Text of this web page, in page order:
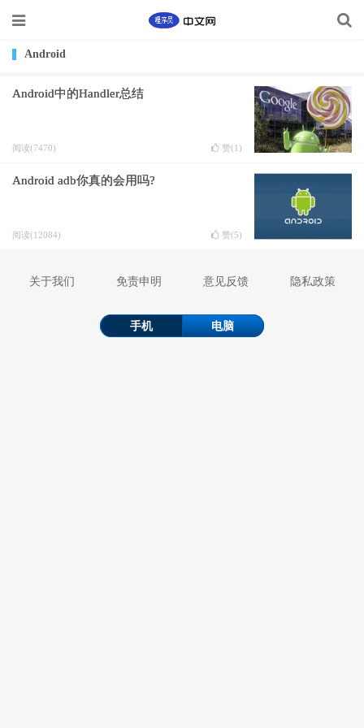
Android
Android中的Handler总结
阅读(7470) 赞(1 )
Android adb你真的会用吗?
阅读(12084) 赞(5)
关于我们 免责申明 意见反馈 隐私政策
手机 电脑